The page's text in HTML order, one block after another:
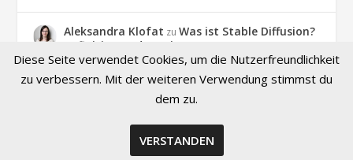
Aleksandra Klofat zuWas ist Stable Diffusion?
Definition und Praxis
November 9, 2022
Hallo, ja. es geht um dieses Projekt (optiizedSD=Projekt von
Diese Seite verwendet Cookies, um die Nutzerfreundlichkeit
zu verbessern. Mit der weiteren Verwendung stimmst du
dem zu.
VERSTANDEN